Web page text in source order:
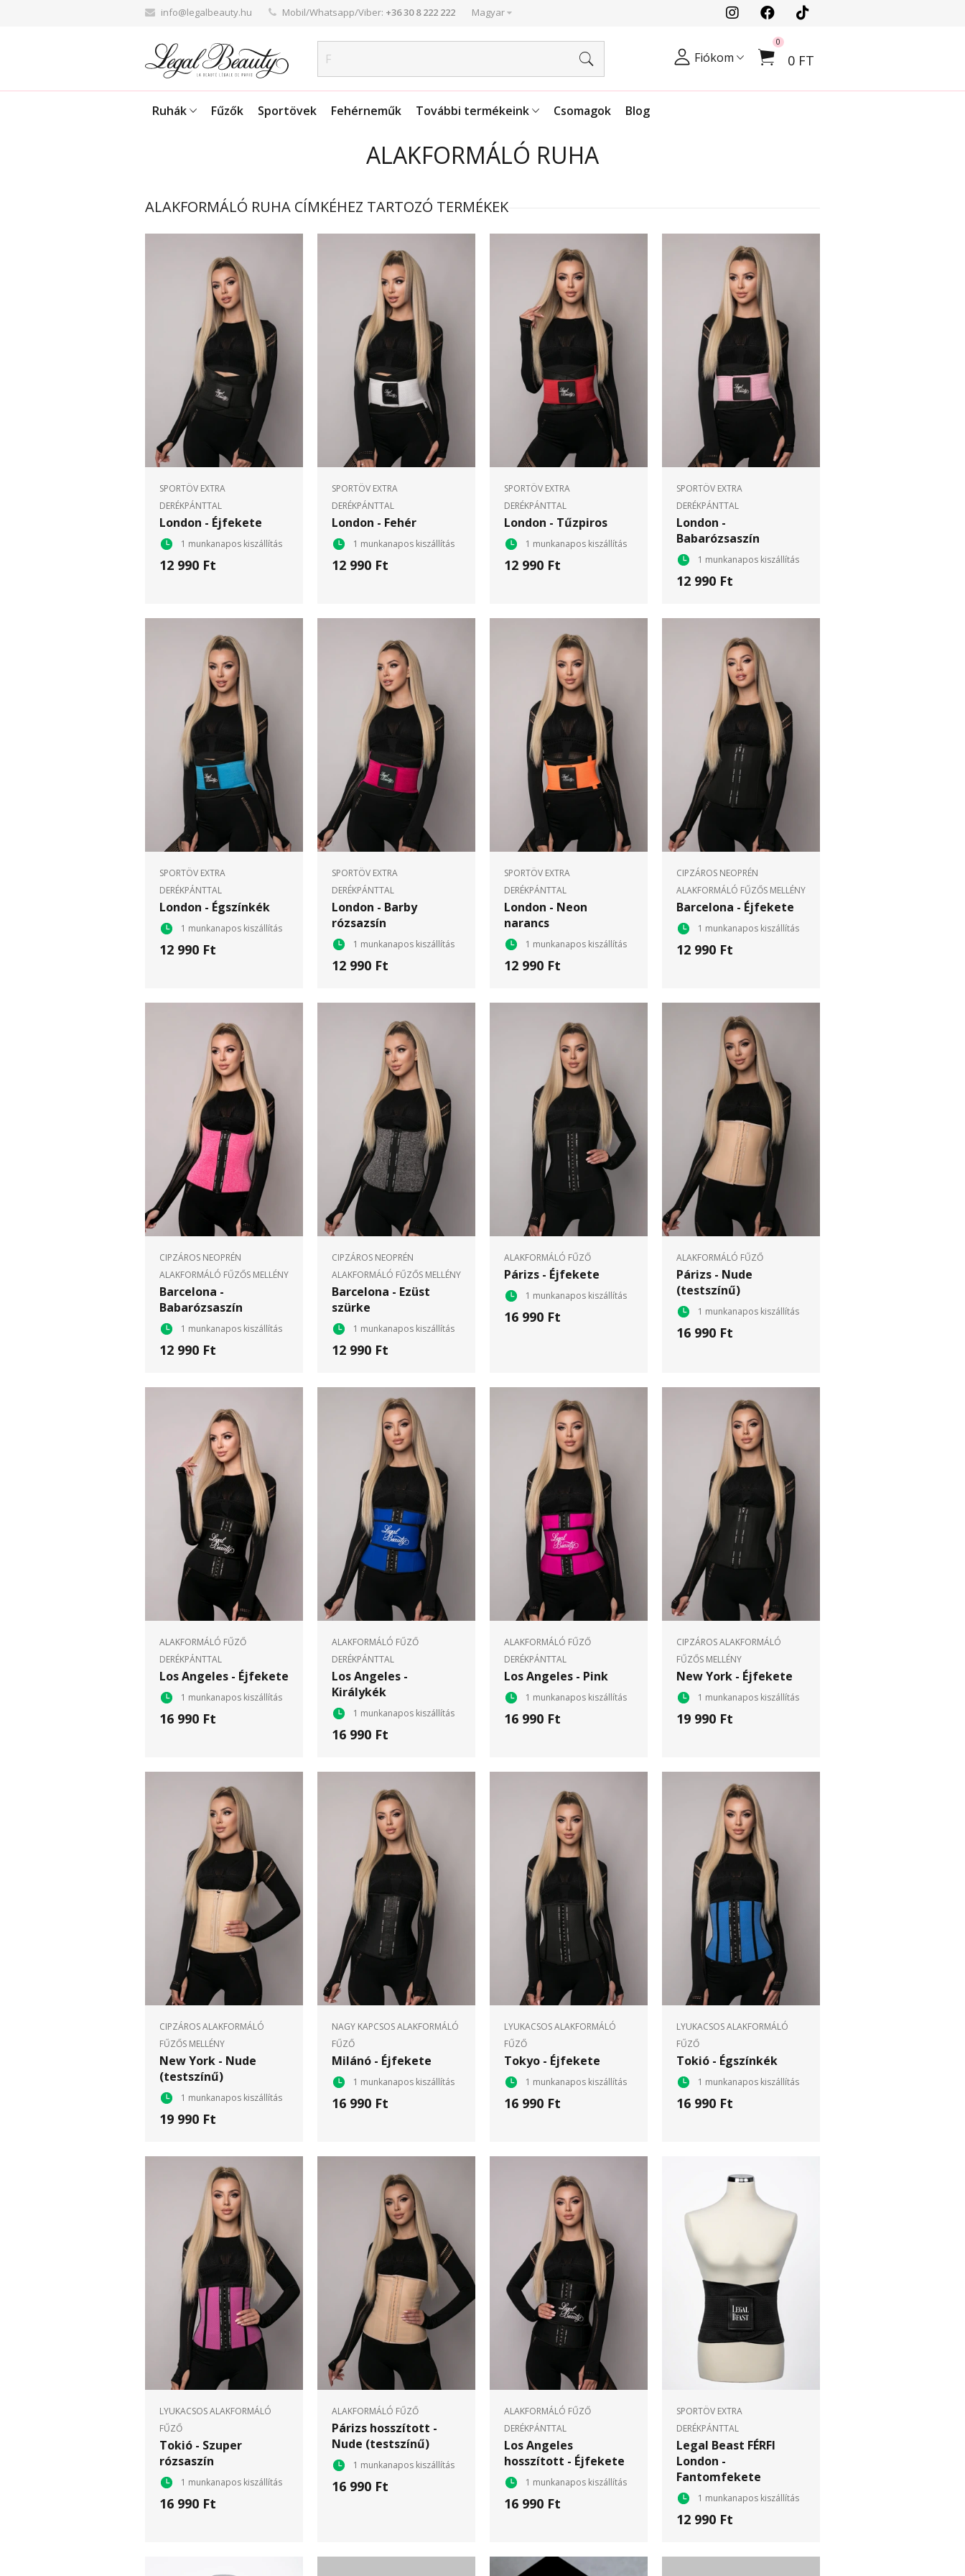
info@legalbeauty.hu Mobil/Whatsapp/Viber: +36 30 8 222 222 Magyar
0
0 FT
Fiókom
Ruhák Fűzők Sportövek Fehérneműk További termékeink Csomagok Blog
ALAKFORMÁLÓ RUHA
ALAKFORMÁLÓ RUHA CÍMKÉHEZ TARTOZÓ TERMÉKEK
SPORTÖV EXTRA
DERÉKPÁNTTAL
London - Éjfekete
1 munkanapos kiszállítás
12 990 Ft
SPORTÖV EXTRA
DERÉKPÁNTTAL
London - Fehér
1 munkanapos kiszállítás
12 990 Ft
SPORTÖV EXTRA
DERÉKPÁNTTAL
London - Tűzpiros
1 munkanapos kiszállítás
12 990 Ft
SPORTÖV EXTRA
DERÉKPÁNTTAL
London -
Babarózsaszín
1 munkanapos kiszállítás
12 990 Ft
SPORTÖV EXTRA
DERÉKPÁNTTAL
London - Égszínkék
1 munkanapos kiszállítás
12 990 Ft
SPORTÖV EXTRA
DERÉKPÁNTTAL
London - Barby
rózsazsín
1 munkanapos kiszállítás
12 990 Ft
SPORTÖV EXTRA
DERÉKPÁNTTAL
London - Neon
narancs
1 munkanapos kiszállítás
12 990 Ft
CIPZÁROS NEOPRÉN
ALAKFORMÁLÓ FŰZŐS MELLÉNY
Barcelona - Éjfekete
1 munkanapos kiszállítás
12 990 Ft
CIPZÁROS NEOPRÉN
ALAKFORMÁLÓ FŰZŐS MELLÉNY
Barcelona -
Babarózsaszín
1 munkanapos kiszállítás
12 990 Ft
CIPZÁROS NEOPRÉN
ALAKFORMÁLÓ FŰZŐS MELLÉNY
Barcelona - Ezüst
szürke
1 munkanapos kiszállítás
12 990 Ft
ALAKFORMÁLÓ FŰZŐ
Párizs - Éjfekete
1 munkanapos kiszállítás
16 990 Ft
ALAKFORMÁLÓ FŰZŐ
Párizs - Nude
(testszínű)
1 munkanapos kiszállítás
16 990 Ft
ALAKFORMÁLÓ FŰZŐ
DERÉKPÁNTTAL
Los Angeles - Éjfekete
1 munkanapos kiszállítás
16 990 Ft
ALAKFORMÁLÓ FŰZŐ
DERÉKPÁNTTAL
Los Angeles -
Királykék
1 munkanapos kiszállítás
16 990 Ft
ALAKFORMÁLÓ FŰZŐ
DERÉKPÁNTTAL
Los Angeles - Pink
1 munkanapos kiszállítás
16 990 Ft
CIPZÁROS ALAKFORMÁLÓ
FŰZŐS MELLÉNY
New York - Éjfekete
1 munkanapos kiszállítás
19 990 Ft
CIPZÁROS ALAKFORMÁLÓ
FŰZŐS MELLÉNY
New York - Nude
(testszínű)
1 munkanapos kiszállítás
19 990 Ft
NAGY KAPCSOS ALAKFORMÁLÓ
FŰZŐ
Milánó - Éjfekete
1 munkanapos kiszállítás
16 990 Ft
LYUKACSOS ALAKFORMÁLÓ
FŰZŐ
Tokyo - Éjfekete
1 munkanapos kiszállítás
16 990 Ft
LYUKACSOS ALAKFORMÁLÓ
FŰZŐ
Tokió - Égszínkék
1 munkanapos kiszállítás
16 990 Ft
LYUKACSOS ALAKFORMÁLÓ
FŰZŐ
Tokió - Szuper
rózsaszín
1 munkanapos kiszállítás
16 990 Ft
ALAKFORMÁLÓ FŰZŐ
Párizs hosszított -
Nude (testszínű)
1 munkanapos kiszállítás
16 990 Ft
ALAKFORMÁLÓ FŰZŐ
DERÉKPÁNTTAL
Los Angeles
hosszított - Éjfekete
1 munkanapos kiszállítás
16 990 Ft
SPORTÖV EXTRA
DERÉKPÁNTTAL
Legal Beast FÉRFI
London -
Fantomfekete
1 munkanapos kiszállítás
12 990 Ft